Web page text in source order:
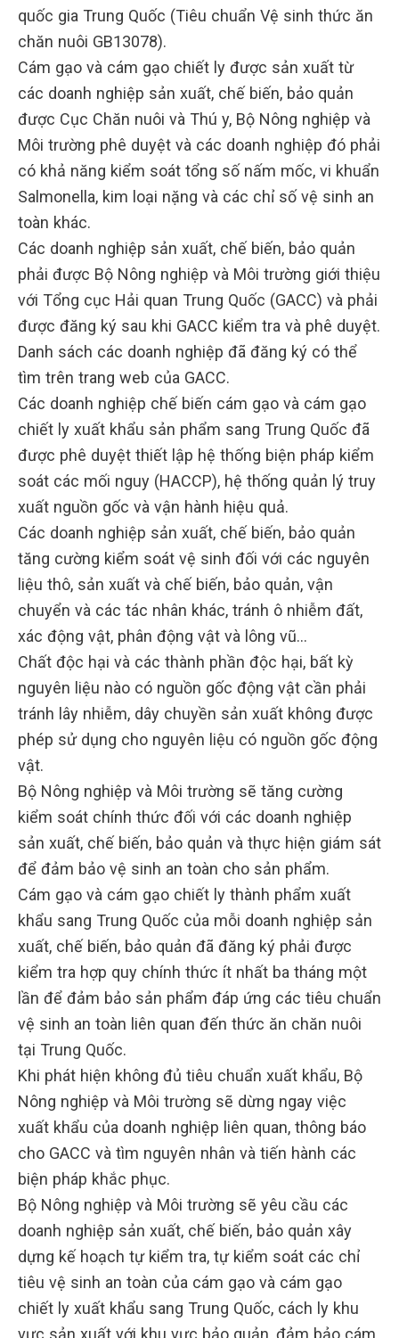
quốc gia Trung Quốc (Tiêu chuẩn Vệ sinh thức ăn
chăn nuôi GB13078).
Cám gạo và cám gạo chiết ly được sản xuất từ
các doanh nghiệp sản xuất, chế biến, bảo quản
được Cục Chăn nuôi và Thú y, Bộ Nông nghiệp và
Môi trường phê duyệt và các doanh nghiệp đó phải
có khả năng kiểm soát tổng số nấm mốc, vi khuẩn
Salmonella, kim loại nặng và các chỉ số vệ sinh an
toàn khác.
Các doanh nghiệp sản xuất, chế biến, bảo quản
phải được Bộ Nông nghiệp và Môi trường giới thiệu
với Tổng cục Hải quan Trung Quốc (GACC) và phải
được đăng ký sau khi GACC kiểm tra và phê duyệt.
Danh sách các doanh nghiệp đã đăng ký có thể
tìm trên trang web của GACC.
Các doanh nghiệp chế biến cám gạo và cám gạo
chiết ly xuất khẩu sản phẩm sang Trung Quốc đã
được phê duyệt thiết lập hệ thống biện pháp kiểm
soát các mối nguy (HACCP), hệ thống quản lý truy
xuất nguồn gốc và vận hành hiệu quả.
Các doanh nghiệp sản xuất, chế biến, bảo quản
tăng cường kiểm soát vệ sinh đối với các nguyên
liệu thô, sản xuất và chế biến, bảo quản, vận
chuyển và các tác nhân khác, tránh ô nhiễm đất,
xác động vật, phân động vật và lông vũ…
Chất độc hại và các thành phần độc hại, bất kỳ
nguyên liệu nào có nguồn gốc động vật cần phải
tránh lây nhiễm, dây chuyền sản xuất không được
phép sử dụng cho nguyên liệu có nguồn gốc động
vật.
Bộ Nông nghiệp và Môi trường sẽ tăng cường
kiểm soát chính thức đối với các doanh nghiệp
sản xuất, chế biến, bảo quản và thực hiện giám sát
để đảm bảo vệ sinh an toàn cho sản phẩm.
Cám gạo và cám gạo chiết ly thành phẩm xuất
khẩu sang Trung Quốc của mỗi doanh nghiệp sản
xuất, chế biến, bảo quản đã đăng ký phải được
kiểm tra hợp quy chính thức ít nhất ba tháng một
lần để đảm bảo sản phẩm đáp ứng các tiêu chuẩn
vệ sinh an toàn liên quan đến thức ăn chăn nuôi
tại Trung Quốc.
Khi phát hiện không đủ tiêu chuẩn xuất khẩu, Bộ
Nông nghiệp và Môi trường sẽ dừng ngay việc
xuất khẩu của doanh nghiệp liên quan, thông báo
cho GACC và tìm nguyên nhân và tiến hành các
biện pháp khắc phục.
Bộ Nông nghiệp và Môi trường sẽ yêu cầu các
doanh nghiệp sản xuất, chế biến, bảo quản xây
dựng kế hoạch tự kiểm tra, tự kiểm soát các chỉ
tiêu vệ sinh an toàn của cám gạo và cám gạo
chiết ly xuất khẩu sang Trung Quốc, cách ly khu
vực sản xuất với khu vực bảo quản, đảm bảo cám